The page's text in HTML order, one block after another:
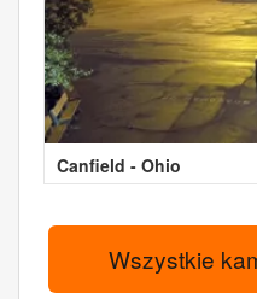
Canfield - Ohio
Wszystkie